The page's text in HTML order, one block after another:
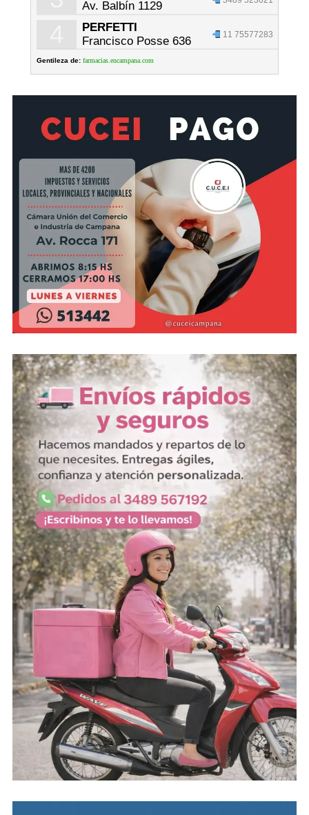
Av. Balbín 1129
PERFETTI
Francisco Posse 636
11 75577283
Gentileza de: farmacias.encampana.com